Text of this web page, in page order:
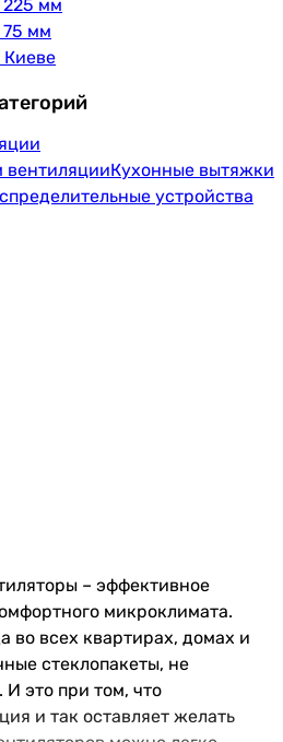
мм
мм
Киеве
вентиляцииКухонные вытяжки
устройства
– эффективное
микроклимата.
во всех квартирах, домах и
стеклопакеты, не
это при том, что
и так оставляет желать